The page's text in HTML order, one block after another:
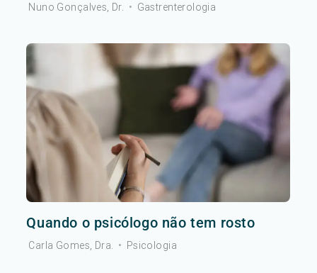
Nuno Gonçalves, Dr. • Gastrenterologia
Quando o psicólogo não tem rosto
Carla Gomes, Dra. • Psicologia